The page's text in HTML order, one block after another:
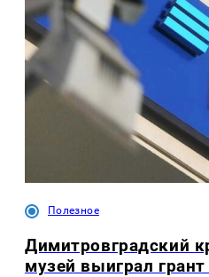
Полезное
Димитровградский
музей выиграл